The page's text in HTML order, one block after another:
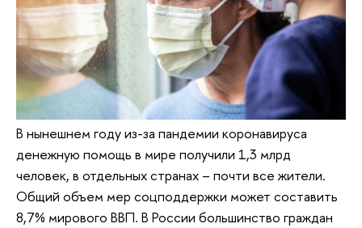
В нынешнем году из-за пандемии коронавируса
денежную помощь в мире получили 1,3 млрд
человек, в отдельных странах – почти все жители.
Общий объем мер соцподдержки может составить
8,7% мирового ВВП. В России большинство граждан